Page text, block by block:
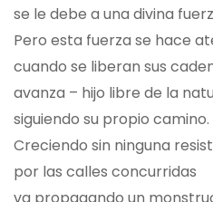
se le debe a una divina
Pero esta fuerza se hace
cuando se liberan sus
avanza – hijo libre de la
siguiendo su propio camino.
Creciendo sin ninguna
por las calles concurridas